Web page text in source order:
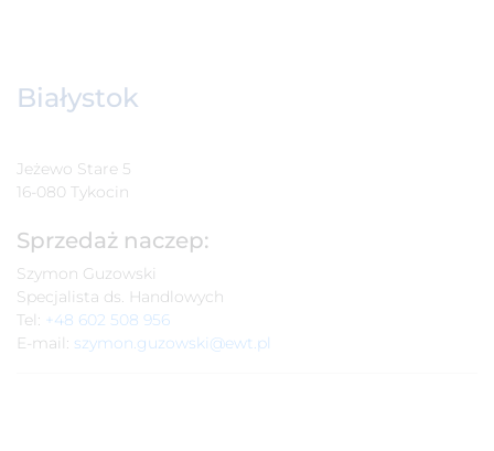
Białystok
Jeżewo Stare 5
16-080 Tykocin
Sprzedaż naczep:
Szymon Guzowski
Specjalista ds. Handlowych
Tel: +48 602 508 956
E-mail: szymon.guzowski@ewt.pl